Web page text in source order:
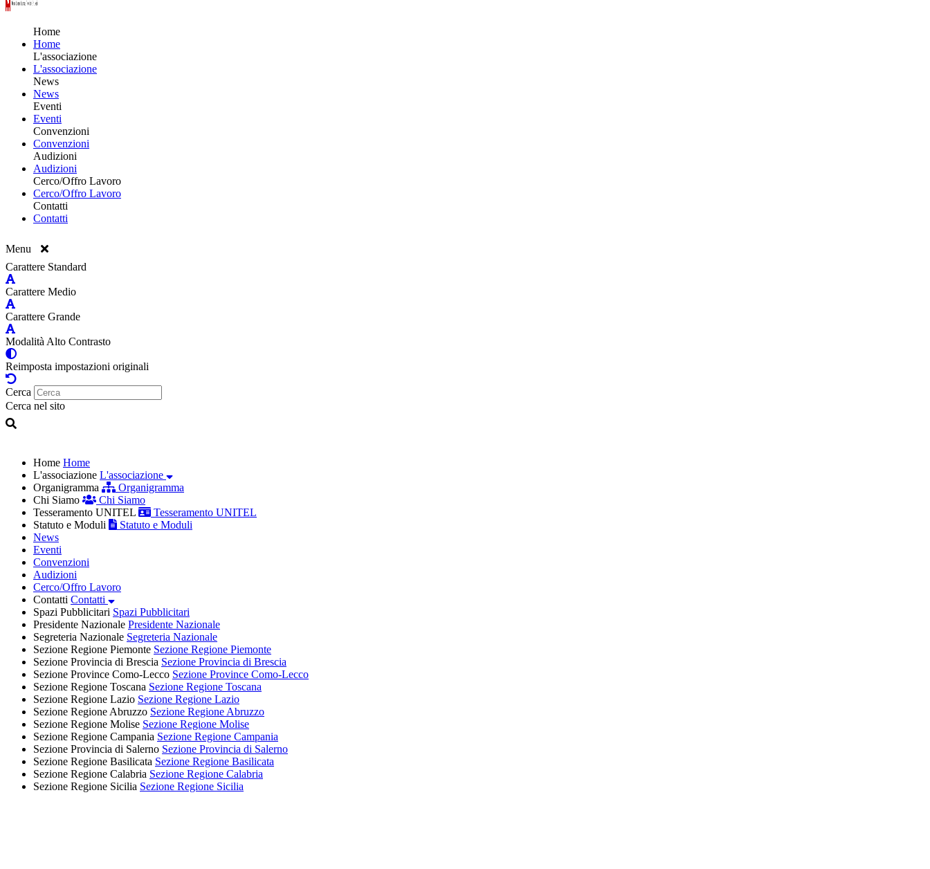
Home
Home
L'associazione
L'associazione
News
News
Eventi
Eventi
Convenzioni
Convenzioni
Audizioni
Audizioni
Cerco/Offro Lavoro
Cerco/Offro Lavoro
Contatti
Contatti
Menu
Carattere Standard
Carattere Medio
Carattere Grande
Modalità Alto Contrasto
Reimposta impostazioni originali
Cerca
Cerca nel sito
Home Home
L'associazione L'associazione
Organigramma
Organigramma
Chi Siamo
Chi Siamo
Tesseramento UNITEL
Tesseramento UNITEL
Statuto e Moduli
Statuto e Moduli
News
Eventi
Convenzioni
Audizioni
Cerco/Offro Lavoro
Contatti Contatti
Spazi Pubblicitari Spazi Pubblicitari
Presidente Nazionale Presidente Nazionale
Segreteria Nazionale Segreteria Nazionale
Sezione Regione Piemonte Sezione Regione Piemonte
Sezione Provincia di Brescia Sezione Provincia di Brescia
Sezione Province Como-Lecco Sezione Province Como-Lecco
Sezione Regione Toscana Sezione Regione Toscana
Sezione Regione Lazio Sezione Regione Lazio
Sezione Regione Abruzzo Sezione Regione Abruzzo
Sezione Regione Molise Sezione Regione Molise
Sezione Regione Campania Sezione Regione Campania
Sezione Provincia di Salerno Sezione Provincia di Salerno
Sezione Regione Basilicata Sezione Regione Basilicata
Sezione Regione Calabria Sezione Regione Calabria
Sezione Regione Sicilia Sezione Regione Sicilia